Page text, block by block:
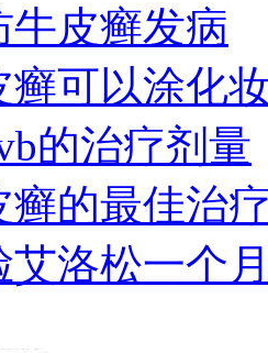
牛皮癣发病
癣可以涂化
的治疗剂量
癣的最佳治
艾洛松一个